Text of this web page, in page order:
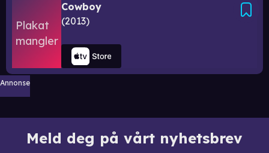
Cowboy
2013
Annonse
Meld deg på vårt nyhetsbrev